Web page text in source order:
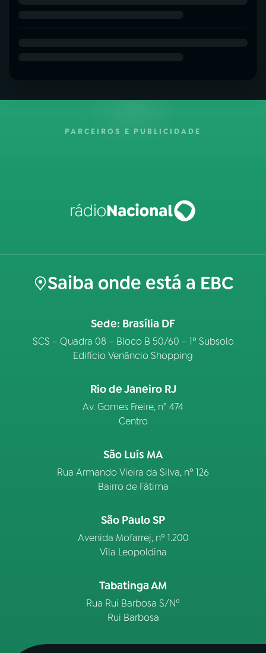
PARCEIROS E PUBLICIDADE
Saiba onde está a EBC
Sede: Brasília DF
SCS – Quadra 08 – Bloco B 50/60 – 1º Subsolo
Edifício Venâncio Shopping
Rio de Janeiro RJ
Av. Gomes Freire, n° 474
Centro
São Luís MA
Rua Armando Vieira da Silva, nº 126
Bairro de Fátima
São Paulo SP
Avenida Mofarrej, nº 1.200
Vila Leopoldina
Tabatinga AM
Rua Rui Barbosa S/Nº
Rui Barbosa